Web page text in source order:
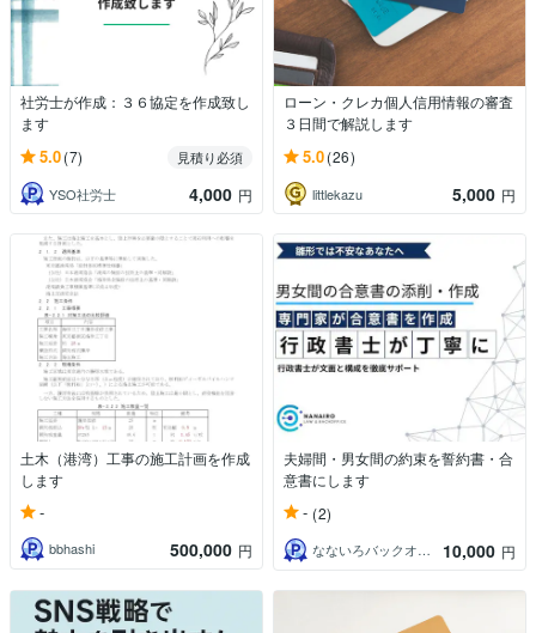
社労士が作成：３６協定を作成致し
ます
5.0(7)
見積り必須
YSO社労士
4,000 円
ローン・クレカ個人信用情報の審査
３日間で解説します
5.0(26)
littlekazu 5,000 円
土木（港湾）工事の施工計画を作成
します
-
bbhashi 500,000 円
夫婦間・男女間の約束を誓約書・合
意書にします
- (2)
なないろバックオフィス 10,000 円